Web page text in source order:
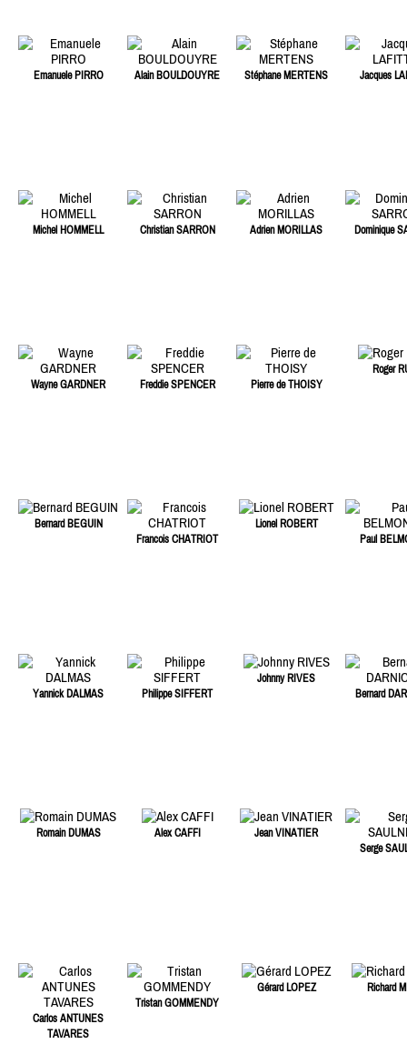
Emanuele PIRRO Alain BOULDOUYRE Stéphane MERTENS Jacques
Michel HOMMELL Christian SARRON Adrien MORILLAS Dominique
Wayne GARDNER Freddie SPENCER Pierre de THOISY
Roger
Bernard BEGUIN
Francois CHATRIOT
Lionel ROBERT
Paul
Yannick DALMAS Philippe SIFFERT
Johnny RIVES
Bernard
Romain DUMAS Alex CAFFI
Jean VINATIER
Serge
Carlos ANTUNES
TAVARES
Tristan GOMMENDY
Gérard LOPEZ Richard